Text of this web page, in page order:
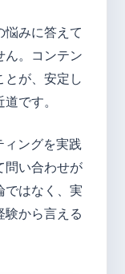
悩みに答えて
ん。コンテン
が、安定し
です。
ィングを実践
問い合わせが
ではなく、実
験から言える